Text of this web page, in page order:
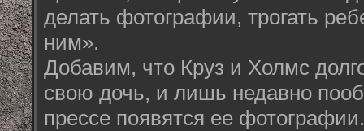
делать фотографии, трогать
ним».
Добавим, что Круз и Холмс
свою дочь, и лишь недавно
прессе появятся ее фотографии.